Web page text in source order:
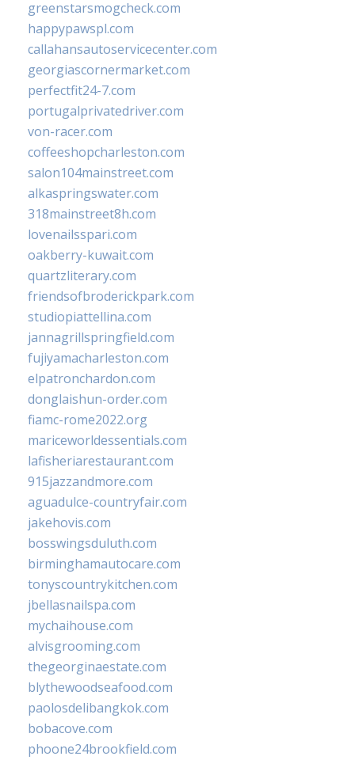
greenstarsmogcheck.com
happypawspl.com
callahansautoservicecenter.com
georgiascornermarket.com
perfectfit24-7.com
portugalprivatedriver.com
von-racer.com
coffeeshopcharleston.com
salon104mainstreet.com
alkaspringswater.com
318mainstreet8h.com
lovenailsspari.com
oakberry-kuwait.com
quartzliterary.com
friendsofbroderickpark.com
studiopiattellina.com
jannagrillspringfield.com
fujiyamacharleston.com
elpatronchardon.com
donglaishun-order.com
fiamc-rome2022.org
mariceworldessentials.com
lafisheriarestaurant.com
915jazzandmore.com
aguadulce-countryfair.com
jakehovis.com
bosswingsduluth.com
birminghamautocare.com
tonyscountrykitchen.com
jbellasnailspa.com
mychaihouse.com
alvisgrooming.com
thegeorginaestate.com
blythewoodseafood.com
paolosdelibangkok.com
bobacove.com
phoone24brookfield.com